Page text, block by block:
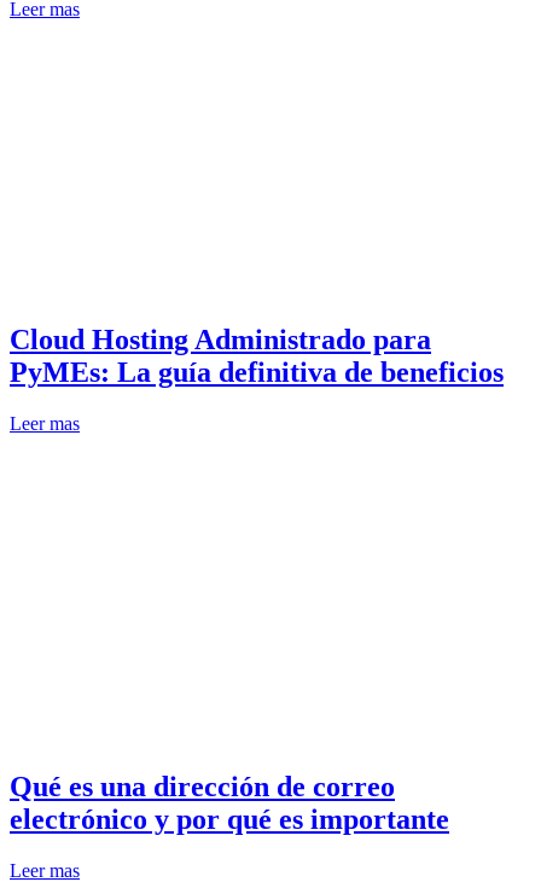
Leer mas
Cloud Hosting Administrado para
PyMEs: La guía definitiva de beneficios
Leer mas
Qué es una dirección de correo
electrónico y por qué es importante
Leer mas